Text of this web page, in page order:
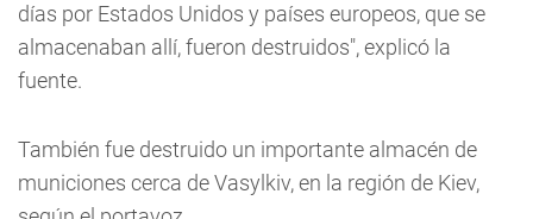
días por Estados Unidos y países europeos, que se
almacenaban allí, fueron destruidos", explicó la
fuente.
También fue destruido un importante almacén de
municiones cerca de Vasylkiv, en la región de Kiev,